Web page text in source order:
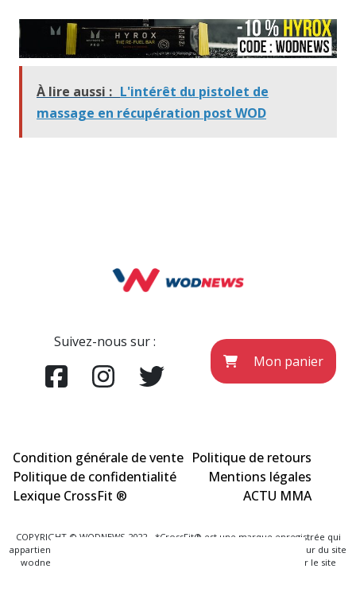
À lire aussi : L'intérêt du pistolet de
massage en récupération post WOD
Suivez-nous sur :
Mon panier
Condition générale de vente Politique de retours
Politique de confidentialité
Mentions légales
Lexique CrossFit ®
ACTU MMA
COPYRIGHT © WODNEWS 2022 - *CrossFit® est une marque enregistrée qui
appartient à la société CrossFit® Inc. et qui n'a aucun lien avec l'éditeur du site
wodnews.com. Les informations officielles sont exclusivement sur le site